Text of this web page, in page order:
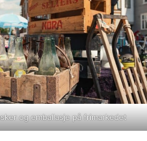
og emballasje på frimarkedet